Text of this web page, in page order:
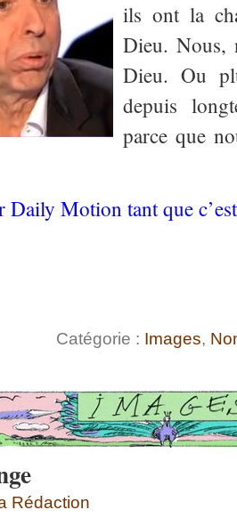
ils ont la
Dieu. Nous,
Dieu. Ou
depuis
parce que
Daily Motion tant que
Catégorie : Images,
Rédaction